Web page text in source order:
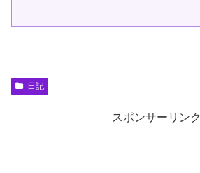
日記
スポンサーリンク